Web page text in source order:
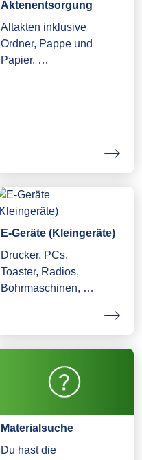
Aktenentsorgung
Altakten inklusive
Ordner, Pappe und
Papier, …
E-Geräte (Kleingeräte)
Drucker, PCs,
Toaster, Radios,
Bohrmaschinen, …
Materialsuche
Du hast die